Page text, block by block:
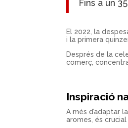
Fins a un
El 2022, la
i la primera
Després de la
comerç,
Inspiració
A més d’adaptar
aromes, és